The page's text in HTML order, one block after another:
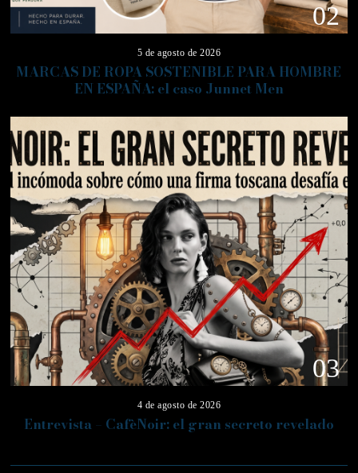
02
5 de agosto de 2026
MARCAS DE ROPA SOSTENIBLE PARA HOMBRE
EN ESPAÑA: el caso Junnet Men
03
4 de agosto de 2026
Entrevista – CafèNoir: el gran secreto revelado